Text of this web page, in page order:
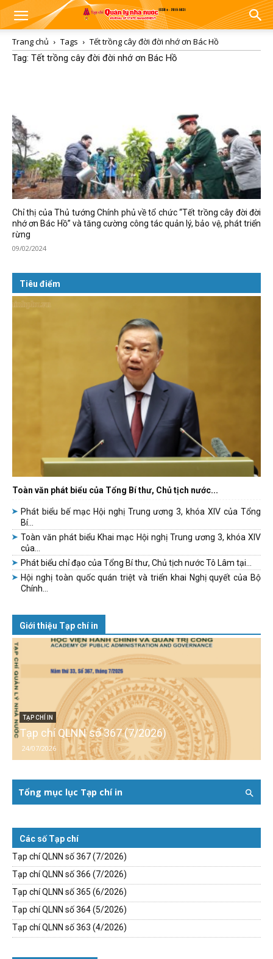
Trang chủ Tags
Tết trồng cây đời đời nhớ ơn Bác Hồ
Tag: Tết trồng cây đời đời nhớ ơn Bác Hồ
Chỉ thị của Thủ tướng Chính phủ về tổ chức “Tết trồng cây đời đời
nhớ ơn Bác Hồ” và tăng cường công tác quản lý, bảo vệ, phát triển
rừng
09/02/2024
Tiêu điểm
Toàn văn phát biểu của Tổng Bí thư, Chủ tịch nước...
Phát biểu bế mạc Hội nghị Trung ương 3, khóa XIV của Tổng
Bí...
Toàn văn phát biểu Khai mạc Hội nghị Trung ương 3, khóa XIV
của...
Phát biểu chỉ đạo của Tổng Bí thư, Chủ tịch nước Tô Lâm tại...
Hội nghị toàn quốc quán triệt và triển khai Nghị quyết của Bộ
Chính...
Giới thiệu Tạp chí in
TẠP CHÍ IN
Tạp chí QLNN số 367 (7/2026)
24/07/2026
Tổng mục lục Tạp chí in
Các số Tạp chí
Tạp chí QLNN số 367 (7/2026)
Tạp chí QLNN số 366 (7/2026)
Tạp chí QLNN số 365 (6/2026)
Tạp chí QLNN số 364 (5/2026)
Tạp chí QLNN số 363 (4/2026)